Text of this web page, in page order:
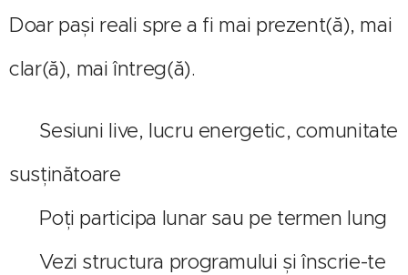
Doar pași reali spre a fi mai prezent(ă), mai
clar(ă), mai întreg(ă).
📍 Sesiuni live, lucru energetic, comunitate
susținătoare
📍 Poți participa lunar sau pe termen lung
🔗 Vezi structura programului și înscrie-te